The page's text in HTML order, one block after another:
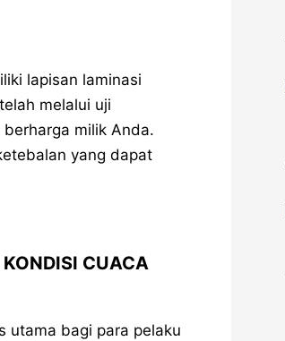
lapisan laminasi
melalui uji
milik Anda.
yang dapat
CUACA
utama bagi para pelaku